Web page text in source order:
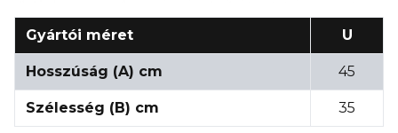
Gyártói méret U
Hosszúság (A) cm 45
Szélesség (B) cm 35